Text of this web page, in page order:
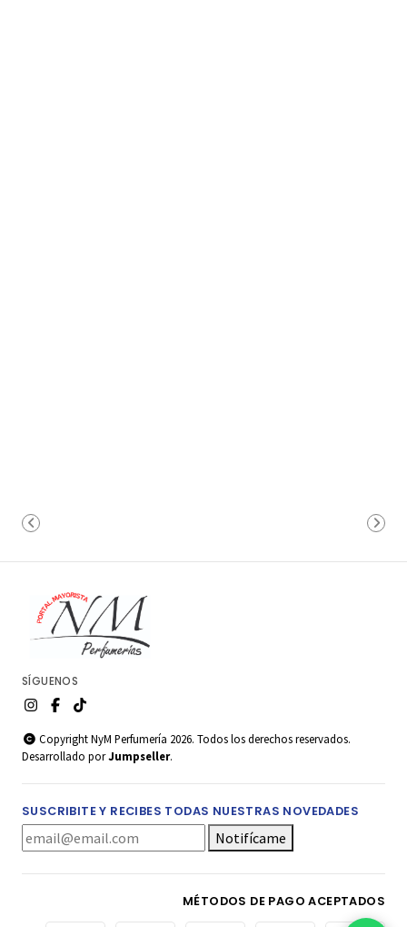
SÍGUENOS
Copyright NyM Perfumería 2026. Todos los derechos reservados.
Desarrollado porJumpseller.
SUSCRIBITE Y RECIBES TODAS NUESTRAS NOVEDADES
Notifícame
MÉTODOS DE PAGO ACEPTADOS